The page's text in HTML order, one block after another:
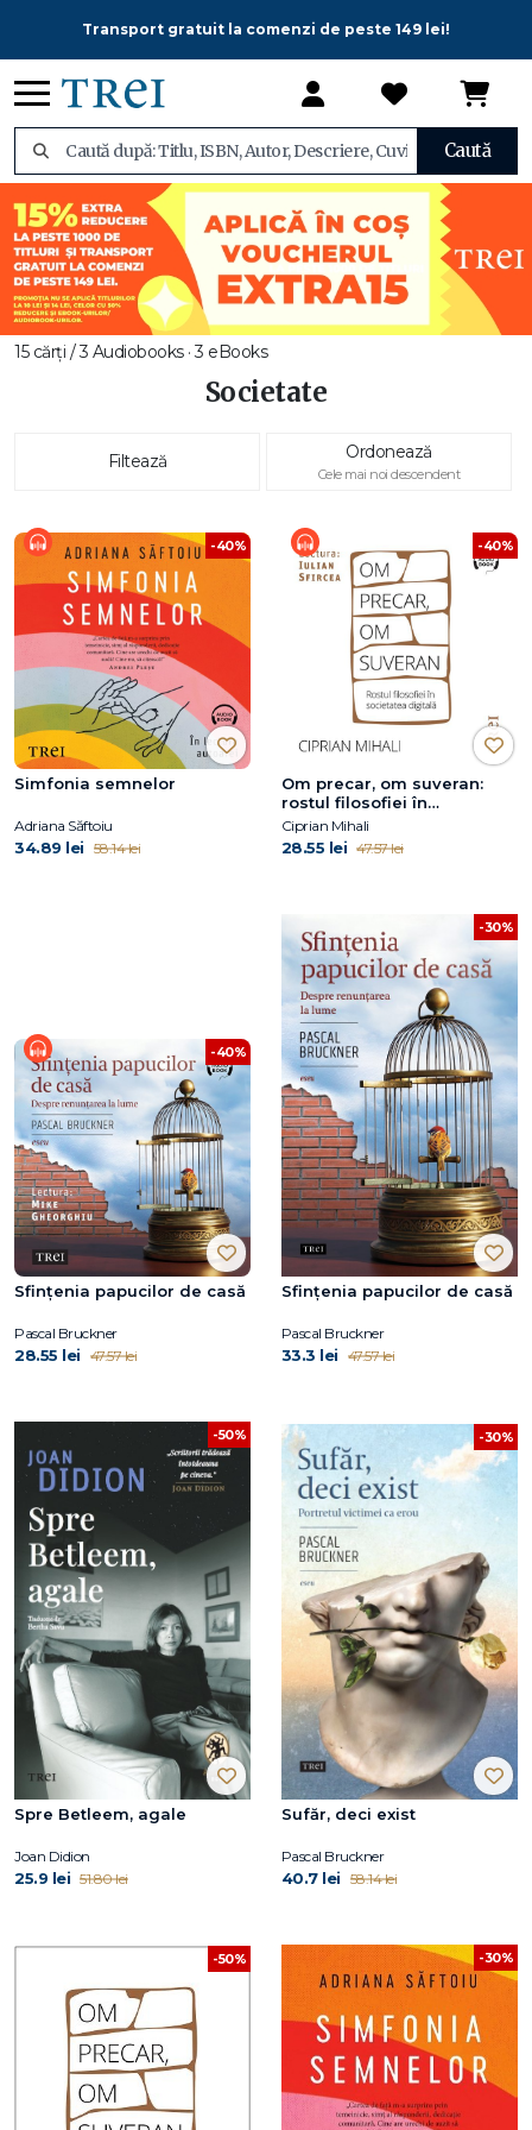
Transport gratuit la comenzi de peste 149 lei!
Caută
15 cărți / 3 Audiobooks · 3 eBooks
Societate
Filtează Ordonează
Cele mai noi descendent
-40%
Simfonia semnelor
Adriana Săftoiu
34.89 lei 58.14 lei
-40%
Om precar, om suveran:
rostul filosofiei în
societatea digitală
Ciprian Mihali
28.55 lei 47.57 lei
-40%
Sfințenia papucilor de casă
Pascal Bruckner
28.55 lei 47.57 lei
-30%
Sfințenia papucilor de casă
Pascal Bruckner
33.3 lei 47.57 lei
-50%
Spre Betleem, agale
Joan Didion
25.9 lei 51.80 lei
-30%
Sufăr, deci exist
Pascal Bruckner
40.7 lei 58.14 lei
-50% -30%